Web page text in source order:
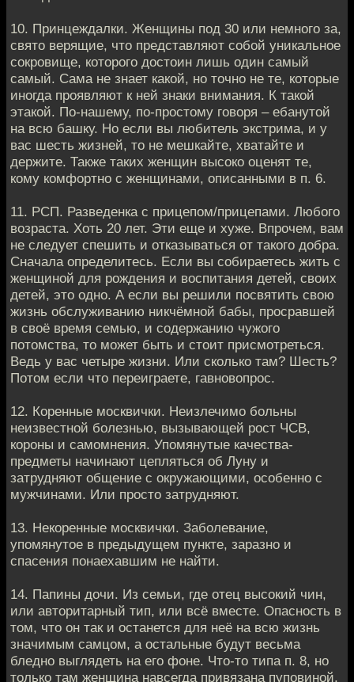
10. Принцеждалки. Женщины под 30 или немного за,
свято верящие, что представляют собой уникальное
сокровище, которого достоин лишь один самый
самый. Сама не знает какой, но точно не те, которые
иногда проявляют к ней знаки внимания. К такой
этакой. По-нашему, по-простому говоря – ебанутой
на всю башку. Но если вы любитель экстрима, и у
вас шесть жизней, то не мешкайте, хватайте и
держите. Также таких женщин высоко оценят те,
кому комфортно с женщинами, описанными в п. 6.
11. РСП. Разведенка с прицепом/прицепами. Любого
возраста. Хоть 20 лет. Эти еще и хуже. Впрочем, вам
не следует спешить и отказываться от такого добра.
Сначала определитесь. Если вы собираетесь жить с
женщиной для рождения и воспитания детей, своих
детей, это одно. А если вы решили посвятить свою
жизнь обслуживанию никчёмной бабы, просравшей
в своё время семью, и содержанию чужого
потомства, то может быть и стоит присмотреться.
Ведь у вас четыре жизни. Или сколько там? Шесть?
Потом если что переиграете, гавновопрос.
12. Коренные москвички. Неизлечимо больны
неизвестной болезнью, вызывающей рост ЧСВ,
короны и самомнения. Упомянутые качества-
предметы начинают цепляться об Луну и
затрудняют общение с окружающими, особенно с
мужчинами. Или просто затрудняют.
13. Некоренные москвички. Заболевание,
упомянутое в предыдущем пункте, заразно и
спасения понаехавшим не найти.
14. Папины дочи. Из семьи, где отец высокий чин,
или авторитарный тип, или всё вместе. Опасность в
том, что он так и останется для неё на всю жизнь
значимым самцом, а остальные будут весьма
бледно выглядеть на его фоне. Что-то типа п. 8, но
только там женщина навсегда привязана пуповиной,